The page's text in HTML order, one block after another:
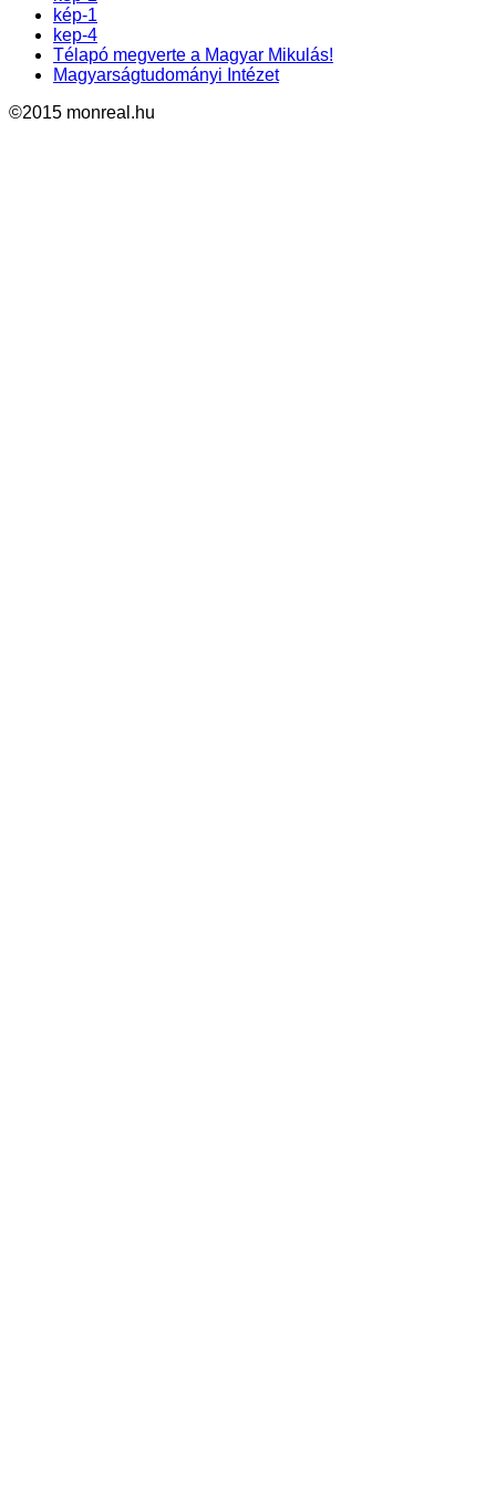
kép-1
kep-4
Télapó megverte a Magyar Mikulás!
Magyarságtudományi Intézet
©2015 monreal.hu